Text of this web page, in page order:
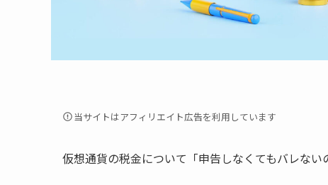
当サイトはアフィリエイト広告を利用しています
仮想通貨の税金について「申告しなくてもバレな